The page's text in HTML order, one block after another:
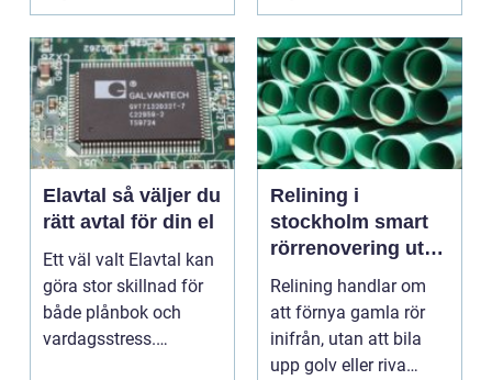
kommunicerar sitt ...
Elavtal så väljer du
rätt avtal för din el
Ett väl valt Elavtal kan
göra stor skillnad för
både plånbok och
vardagsstress.
Relining i
stockholm smart
rörrenovering utan
onödiga ingrepp
Relining handlar om
att förnya gamla rör
inifrån, utan att bila
upp golv eller riva